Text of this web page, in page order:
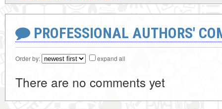
PROFESSIONAL AUTHORS'
Order by: expand all
There are no comments yet